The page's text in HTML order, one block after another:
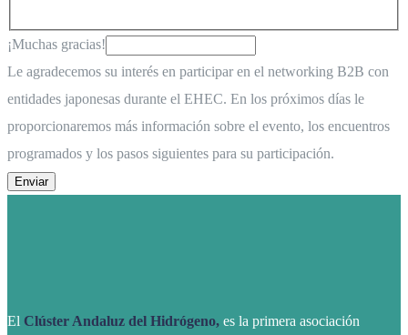
¡Muchas gracias!
Le agradecemos su interés en participar en el networking B2B con
entidades japonesas durante el EHEC. En los próximos días le
proporcionaremos más información sobre el evento, los encuentros
programados y los pasos siguientes para su participación.
Enviar
El Clúster Andaluz del Hidrógeno, es la primera asociación